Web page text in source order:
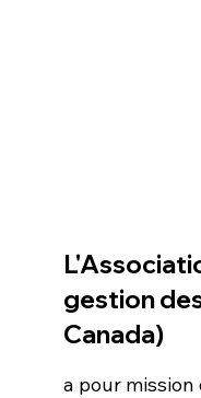
gestion
Canada)
a pour